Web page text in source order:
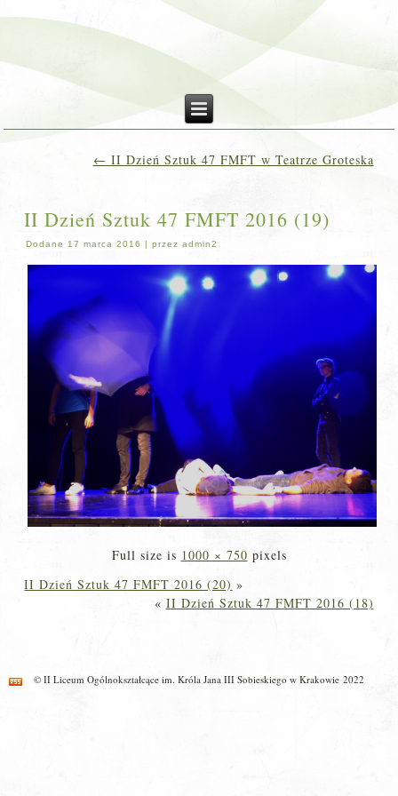
← II Dzień Sztuk 47 FMFT w Teatrze Groteska
II Dzień Sztuk 47 FMFT 2016 (19)
Dodane 17 marca 2016 |przez admin2
Full size is 1000 × 750 pixels
II Dzień Sztuk 47 FMFT 2016 (20) »
« II Dzień Sztuk 47 FMFT 2016 (18)
© II Liceum Ogólnokształcące im. Króla Jana III Sobieskiego w Krakowie 2022